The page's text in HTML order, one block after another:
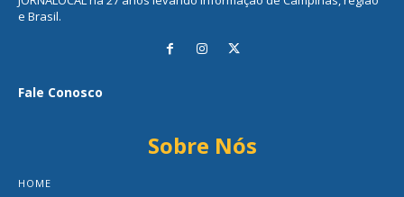
e Brasil.
Fale Conosco
Sobre Nós
HOME